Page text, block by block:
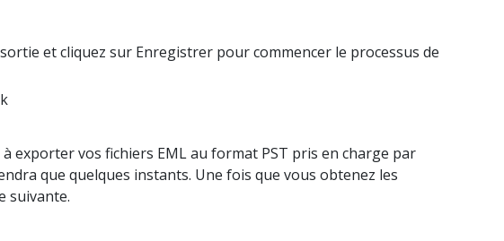
et cliquez sur Enregistrer pour commencer le processus de
à exporter vos fichiers EML au format PST pris en charge par
que quelques instants. Une fois que vous obtenez les
suivante.